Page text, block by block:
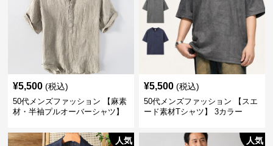
¥5,500 (税込)
50代メンズファッション 【麻素
材・半袖プルオーバーシャツ】
¥5,500 (税込)
50代メンズファッション 【スエ
ード素材Tシャツ】 3カラー
人気 人気